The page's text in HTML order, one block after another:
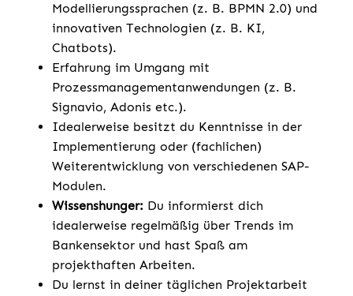
Modellierungssprachen (z. B. BPMN 2.0) und
innovativen Technologien (z. B. KI,
Chatbots).
Erfahrung im Umgang mit
Prozessmanagementanwendungen (z. B.
Signavio, Adonis etc.).
Idealerweise besitzt du Kenntnisse in der
Implementierung oder (fachlichen)
Weiterentwicklung von verschiedenen SAP-
Modulen.
Wissenshunger: Du informierst dich
idealerweise regelmäßig über Trends im
Bankensektor und hast Spaß am
projekthaften Arbeiten.
Du lernst in deiner täglichen Projektarbeit